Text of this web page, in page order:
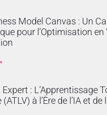
Model Canvas : Un
pour l’Optimisation en
: L’Apprentissage
(ATLV) à l’Ère de l’IA et